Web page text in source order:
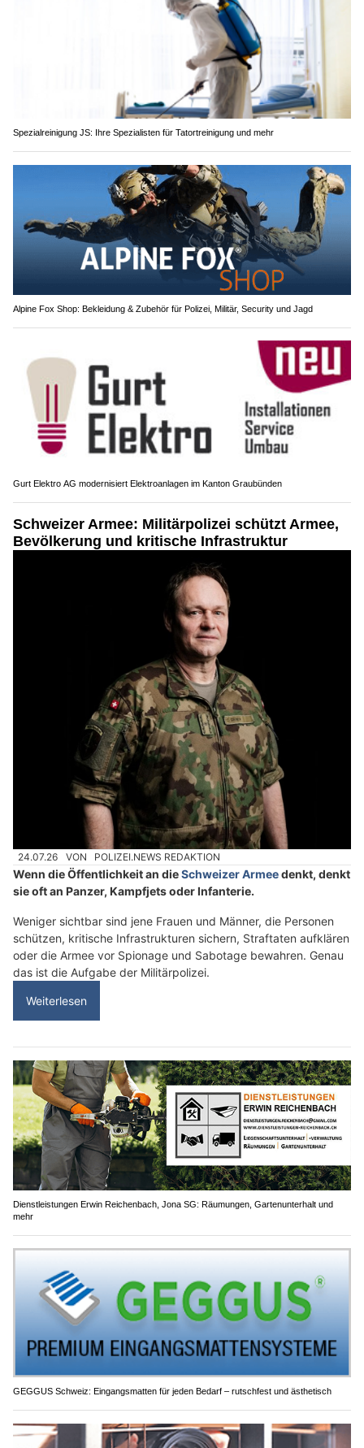
Spezialreinigung JS: Ihre Spezialisten für Tatortreinigung und mehr
Alpine Fox Shop: Bekleidung & Zubehör für Polizei, Militär, Security und Jagd
Gurt Elektro AG modernisiert Elektroanlagen im Kanton Graubünden
Schweizer Armee: Militärpolizei schützt Armee,
Bevölkerung und kritische Infrastruktur
24.07.26 VON POLIZEI.NEWS REDAKTION
Wenn die Öffentlichkeit an dieSchweizer Armeedenkt, denkt
sie oft an Panzer, Kampfjets oder Infanterie.
Weniger sichtbar sind jene Frauen und Männer, die Personen
schützen, kritische Infrastrukturen sichern, Straftaten aufklären
oder die Armee vor Spionage und Sabotage bewahren. Genau
das ist die Aufgabe der Militärpolizei.
Weiterlesen
Dienstleistungen Erwin Reichenbach, Jona SG: Räumungen, Gartenunterhalt und
mehr
GEGGUS Schweiz: Eingangsmatten für jeden Bedarf – rutschfest und ästhetisch